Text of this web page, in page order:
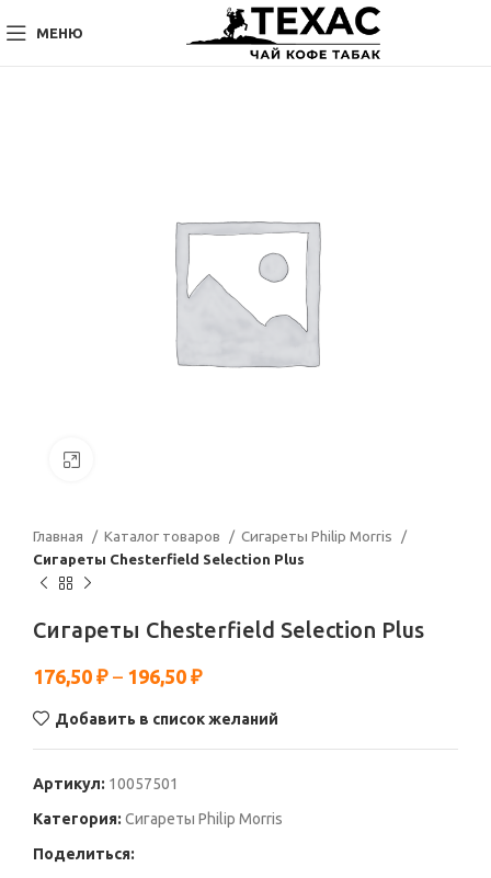
МЕНЮ
Главная Каталог товаров
Сигареты Philip Morris
Сигареты Chesterfield Selection Plus
Сигареты Chesterfield Selection Plus
176,50 ₽ – 196,50 ₽
Добавить в список желаний
Артикул: 10057501
Категория: Сигареты Philip Morris
Поделиться: